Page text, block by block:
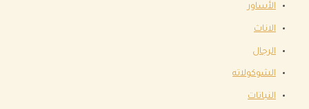
الأساور
الاناث
الرجال
الشوكولاته
النباتات